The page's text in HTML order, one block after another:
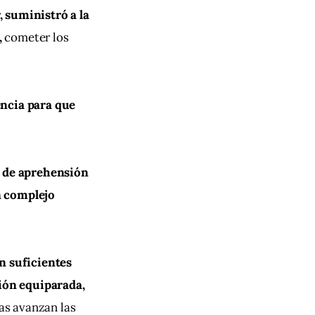
suministró a la
cometer los
para que
aprehensión
complejo
suficientes
equiparada,
avanzan las